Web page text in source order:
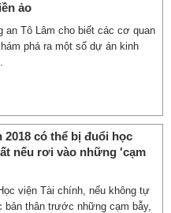
ảo
an Tô Lâm cho biết các cơ quan
phá ra một số dự án kinh
2018 có thể bị đuổi học
nếu rơi vào những 'cạm
viện Tài chính, nếu không tự
bản thân trước những cạm bẫy,